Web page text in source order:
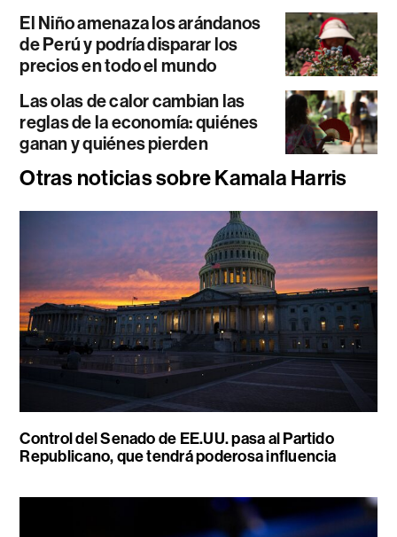
El Niño amenaza los arándanos
de Perú y podría disparar los
precios en todo el mundo
Las olas de calor cambian las
reglas de la economía: quiénes
ganan y quiénes pierden
Otras noticias sobre Kamala Harris
Control del Senado de EE.UU. pasa al Partido
Republicano, que tendrá poderosa influencia